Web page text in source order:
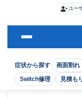
症状から探す 画面割れ
Switch修理
見積も
ユー